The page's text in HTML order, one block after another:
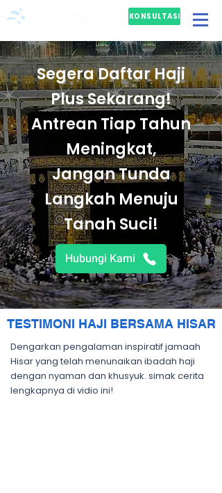
KONSULTASI
Segera Daftar Haji
Plus Sekarang!
Antrean Tiap Tahun
Meningkat,
Jangan Tunda
Langkah Menuju
Tanah Suci!
Hubungi Kami
TESTIMONI HAJI BERSAMA HISAR
Dengarkan pengalaman inspiratif jamaah
Hisar yang telah menunaikan ibadah haji
dengan nyaman dan khusyuk. simak cerita
lengkapnya di vidio ini!